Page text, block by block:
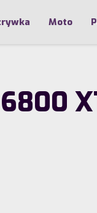
Moto